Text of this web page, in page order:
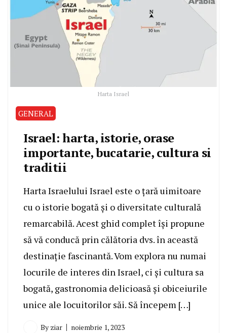
Harta Israel
GENERAL
Israel: harta, istorie, orase
importante, bucatarie, cultura si
traditii
Harta Israelului Israel este o țară uimitoare
cu o istorie bogată și o diversitate culturală
remarcabilă. Acest ghid complet își propune
să vă conducă prin călătoria dvs. în această
destinație fascinantă. Vom explora nu numai
locurile de interes din Israel, ci și cultura sa
bogată, gastronomia delicioasă și obiceiurile
unice ale locuitorilor săi. Să începem […]
By ziar noiembrie 1, 2023